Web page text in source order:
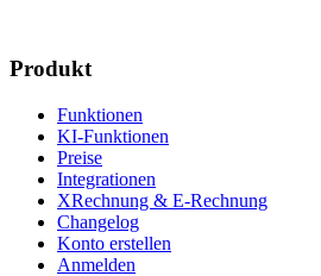
Produkt
Funktionen
KI-Funktionen
Preise
Integrationen
XRechnung & E-Rechnung
Changelog
Konto erstellen
Anmelden